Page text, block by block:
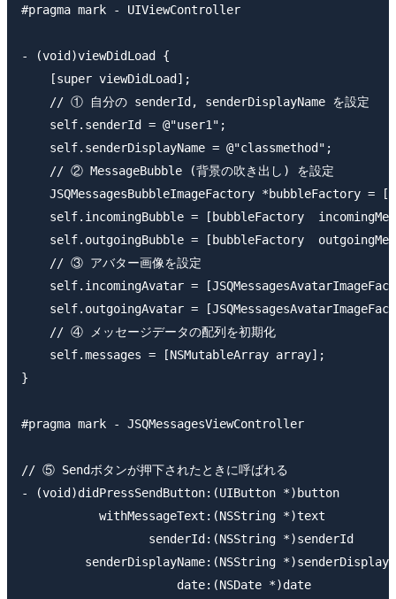
#pragma mark - UIViewController
- (void)viewDidLoad {
    [super viewDidLoad];
    // ① 自分の senderId, senderDisplayName を設定
    self.senderId = @"user1";
    self.senderDisplayName = @"classmethod";
    // ② MessageBubble (背景の吹き出し) を設定
JSQMessagesBubbleImageFactory *bubbleFactory =
self.incomingBubble = [bubbleFactory
self.outgoingBubble = [bubbleFactory
    // ③ アバター画像を設定
self.incomingAvatar =
self.outgoingAvatar =
    // ④ メッセージデータの配列を初期化
    self.messages = [NSMutableArray array];
}
#pragma mark - JSQMessagesViewController
// ⑤ Sendボタンが押下されたときに呼ばれる
- (void)didPressSendButton:(UIButton *)button
           withMessageText:(NSString *)text
                  senderId:(NSString *)senderId
senderDisplayName:(NSString
                      date:(NSDate *)date